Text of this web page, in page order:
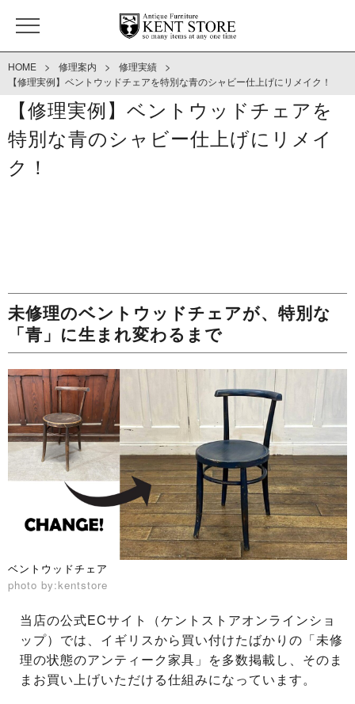
HOME > 修理案内 > 修理実績 >
【修理実例】ベントウッドチェアを特別な青のシャビー仕上げにリメイク！
【修理実例】ベントウッドチェアを
特別な青のシャビー仕上げにリメイ
ク！
未修理のベントウッドチェアが、特別な
「青」に生まれ変わるまで
ベントウッドチェア
photo by:kentstore
当店の公式ECサイト（ケントストアオンラインショ
ップ）では、イギリスから買い付けたばかりの「未修
理の状態のアンティーク家具」を多数掲載し、そのま
まお買い上げいただける仕組みになっています。